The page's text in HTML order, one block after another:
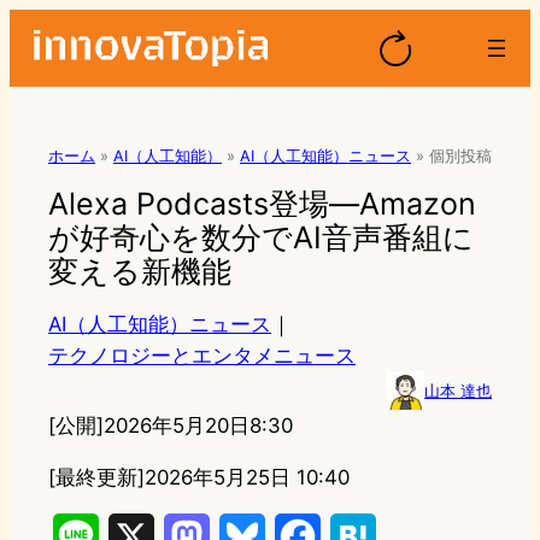
ホーム » AI（人工知能） » AI（人工知能）ニュース » 個別投稿
Alexa Podcasts登場—Amazon
が好奇心を数分でAI音声番組に
変える新機能
AI（人工知能）ニュース ｜
テクノロジーとエンタメニュース
山本 達也
[公開]2026年5月20日8:30
[最終更新]2026年5月25日 10:40